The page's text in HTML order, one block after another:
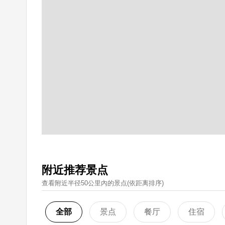
附近推荐景点
查看附近半径50公里內的景点(依距离排序)
全部 景点 餐厅 住宿